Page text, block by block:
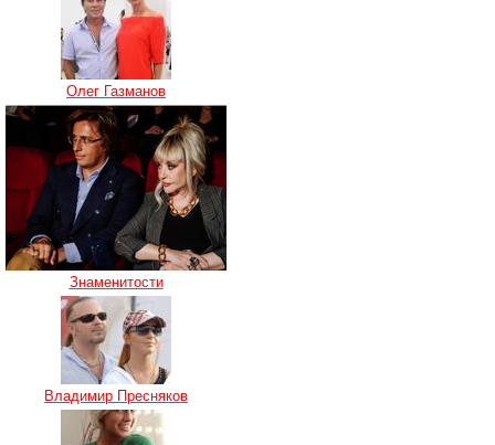
Олег Газманов
Знаменитости
Владимир Пресняков